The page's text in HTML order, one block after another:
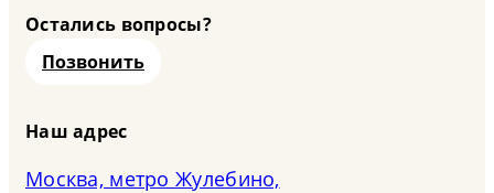
Остались вопросы?
Позвонить
Наш адрес
Москва, метро Жулебино,